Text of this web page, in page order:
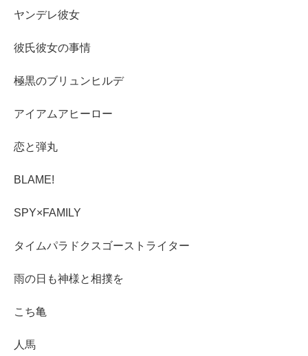
ヤンデレ彼女
彼氏彼女の事情
極黒のブリュンヒルデ
アイアムアヒーロー
恋と弾丸
BLAME!
SPY×FAMILY
タイムパラドクスゴーストライター
雨の日も神様と相撲を
こち亀
人馬